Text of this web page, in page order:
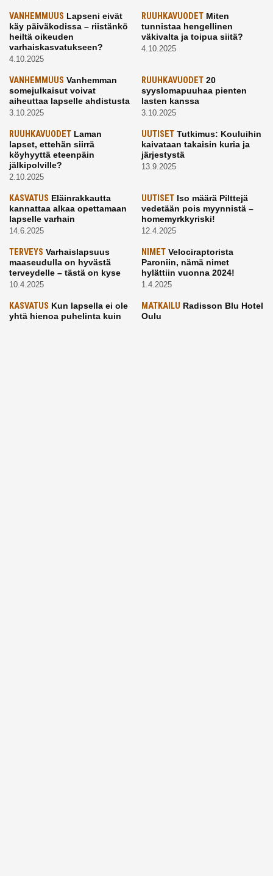
VANHEMMUUS Lapseni eivät
käy päiväkodissa – riistänkö
heiltä oikeuden
varhaiskasvatukseen?
4.10.2025
RUUHKAVUODETMiten
tunnistaa hengellinen
väkivalta ja toipua siitä?
4.10.2025
VANHEMMUUS Vanhemman
somejulkaisut voivat
aiheuttaa lapselle ahdistusta
3.10.2025
RUUHKAVUODET20
syyslomapuuhaa pienten
lasten kanssa
3.10.2025
RUUHKAVUODET Laman
lapset, ettehän siirrä
köyhyyttä eteenpäin
jälkipolville?
2.10.2025
UUTISETTutkimus: Kouluihin
kaivataan takaisin kuria ja
järjestystä
13.9.2025
KASVATUS Eläinrakkautta
kannattaa alkaa opettamaan
lapselle varhain
14.6.2025
UUTISETIso määrä Pilttejä
vedetään pois myynnistä –
homemyrkkyriski!
12.4.2025
TERVEYS Varhaislapsuus
maaseudulla on hyvästä
terveydelle – tästä on kyse
10.4.2025
NIMETVelociraptorista
Paroniin, nämä nimet
hylättiin vuonna 2024!
1.4.2025
KASVATUS Kun lapsella ei ole
yhtä hienoa puhelinta kuin
MATKAILU Radisson Blu Hotel
Oulu